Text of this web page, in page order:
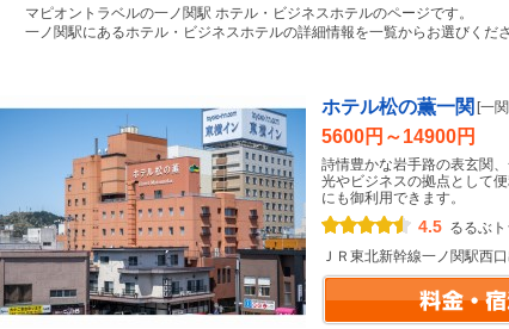
マピオントラベルの一ノ関駅 ホテル・ビジネスホテルのページです。
一ノ関駅にあるホテル・ビジネスホテルの詳細情報を一覧からお選びくださ
ホテル松の薫一関 [一
5600円～14900円
詩情豊かな岩手路の表玄関
光やビジネスの拠点として
にも御利用できます。
4.5 るるぶ
ＪＲ東北新幹線一ノ関駅西